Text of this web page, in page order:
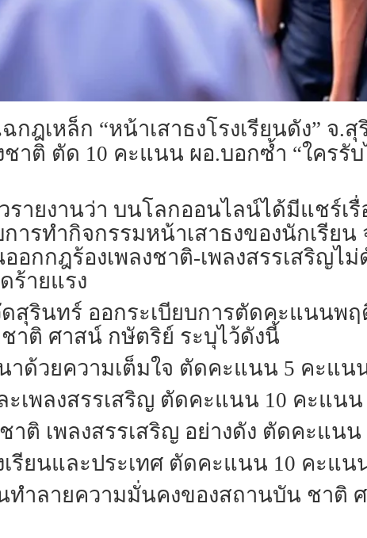
ฎเหล็ก “หน้าเสาธงโรงเรียนดัง” จ.
ชาติ ตัด 10 คะแนน ผอ.บอกซ้ำ “ใครรั
รายงานว่า บนโลกออนไลน์ได้มีแชร์เ
ารทำกิจกรรมหน้าเสาธงของนักเรียน
นออกกฎร้องเพลงชาติ-เพลงสรรเสริญ
ร้ายแรง
ดสุรินทร์ ออกระเบียบการตัดคะแนนพ
ติ ศาสน์ กษัตริย์ ระบุไว้ดังนี้
าด้วยความเต็มใจ ตัดคะแนน 5 คะแน
ะเพลงสรรเสริญ ตัดคะแนน 10 คะแนน
ชาติ เพลงสรรเสริญ อย่างดัง ตัดคะแน
รียนและประเทศ ตัดคะแนน 10 คะแน
ทำลายความมั่นคงของสถานบัน ชาติ